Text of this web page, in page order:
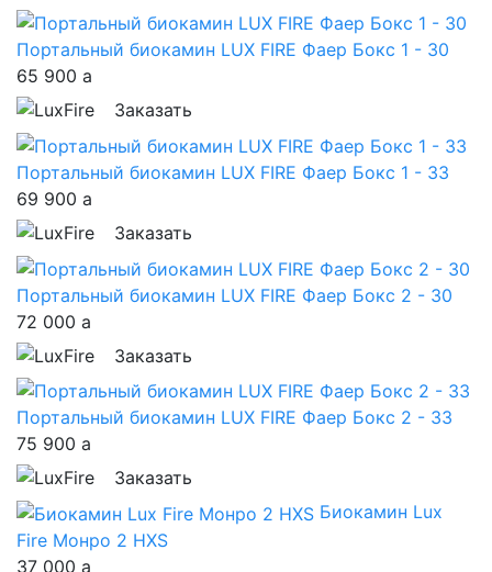
Портальный биокамин LUX FIRE Фаер Бокс 1 - 30
65 900 a
Заказать
Портальный биокамин LUX FIRE Фаер Бокс 1 - 33
69 900 a
Заказать
Портальный биокамин LUX FIRE Фаер Бокс 2 - 30
72 000 a
Заказать
Портальный биокамин LUX FIRE Фаер Бокс 2 - 33
75 900 a
Заказать
Биокамин Lux
Fire Монро 2 НXS
37 000 a